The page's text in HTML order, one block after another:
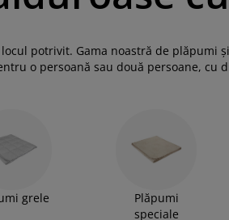
potrivit. Gama noastră de plăpumi
o persoană sau două persoane, cu
de iarnă călduroase și foarte
grele
Plăpumi
speciale